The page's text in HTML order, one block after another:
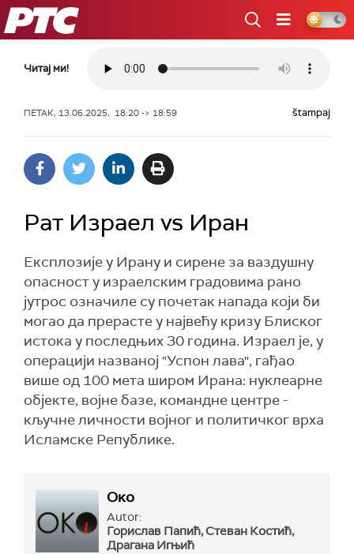
РТС
Читај ми!
ПЕТАК, 13.06.2025, 18:20 -> 18:59 štampaj
Рат Израел vs Иран
Експлозије у Ирану и сирене за ваздушну
опасност у израелским градовима рано
јутрос означиле су почетак напада који би
могао да прерасте у највећу кризу Блиског
истока у последњих 30 година. Израел је, у
операцији названој "Успон лава", гађао
више од 100 мета широм Ирана: нуклеарне
објекте, војне базе, командне центре -
кључне личности војног и политичког врха
Исламске Републике.
Око
Autor:
Горислав Папић, Стеван Костић,
Драгана Игњић